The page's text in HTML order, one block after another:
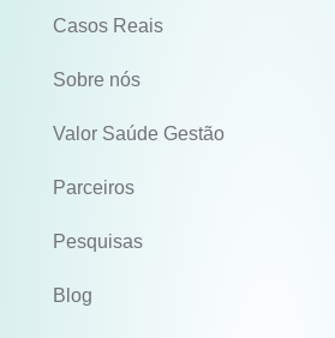
Casos Reais
Sobre nós
Valor Saúde Gestão
Parceiros
Pesquisas
Blog